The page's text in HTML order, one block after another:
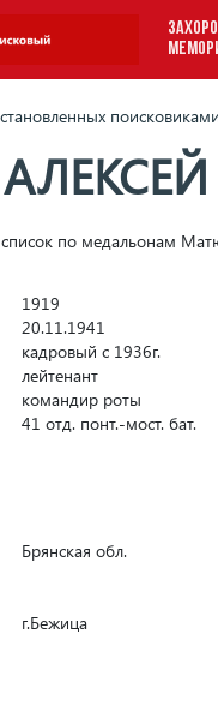
поисковиками
список по медальонам
1919
20.11.1941
кадровый с 1936г.
лейтенант
командир роты
41 отд. понт.-мост. бат.
Брянская обл.
г.Бежица